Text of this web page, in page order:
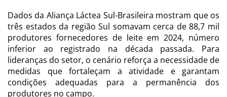
Dados da Aliança Láctea Sul-Brasileira mostram que os
três estados da região Sul somavam cerca de 88,7 mil
produtores fornecedores de leite em 2024, número
inferior ao registrado na década passada. Para
lideranças do setor, o cenário reforça a necessidade de
medidas que fortaleçam a atividade e garantam
condições adequadas para a permanência dos
produtores no campo.